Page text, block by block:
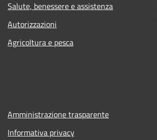
Salute, benessere e assistenza
Autorizzazioni
Agricoltura e pesca
Amministrazione trasparente
Informativa privacy